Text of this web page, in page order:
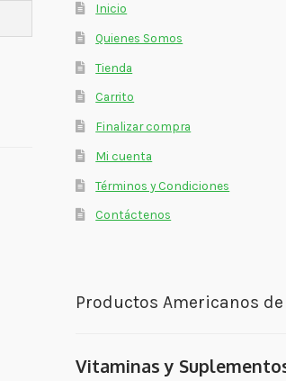
Inicio
Quienes Somos
Tienda
Carrito
Finalizar compra
Mi cuenta
Términos y Condiciones
Contáctenos
Productos Americanos
Vitaminas y